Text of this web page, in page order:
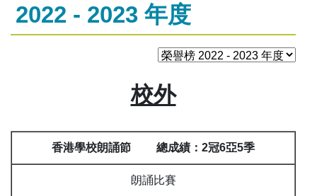
2022 - 2023 年度
校外
香港學校朗誦節 總成績：2冠6亞5季
朗誦比賽